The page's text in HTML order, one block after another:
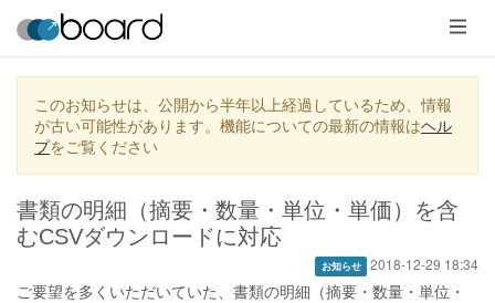
メ
ニ
ュ
ー
このお知らせは、公開から半年以上経過しているため、情報
が古い可能性があります。機能についての最新の情報はヘル
プをご覧ください
書類の明細（摘要・数量・単位・単価）を含
むCSVダウンロードに対応
お知らせ 2018-12-29 18:34
ご要望を多くいただいていた、書類の明細（摘要・数量・単位・